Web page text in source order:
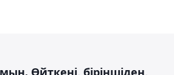
Өйткені, біріншіден,